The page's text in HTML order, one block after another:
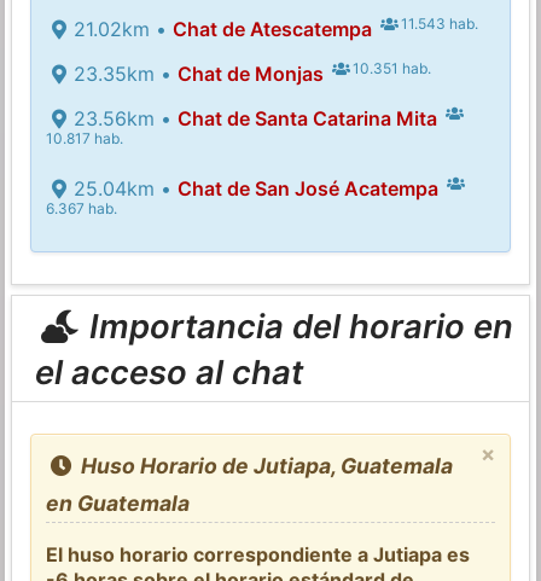
21.02km • Chat de Atescatempa 11.543 hab.
23.35km • Chat de Monjas 10.351 hab.
23.56km • Chat de Santa Catarina Mita
10.817 hab.
25.04km • Chat de San José Acatempa
6.367 hab.
Importancia del horario en
el acceso al chat
×
Huso Horario de Jutiapa, Guatemala
en Guatemala
El huso horario correspondiente a Jutiapa es